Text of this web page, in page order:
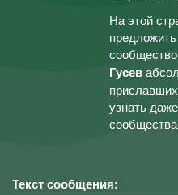
На этой
сообщество
Гусев
узнать
Текст сообщения: